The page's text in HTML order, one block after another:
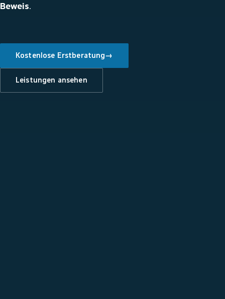
Beweis.
Kostenlose Erstberatung→
Leistungen ansehen